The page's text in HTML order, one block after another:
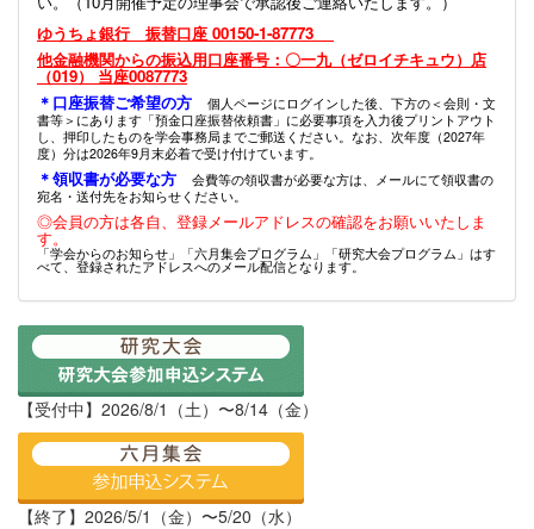
ゆうちょ銀行 振替口座 00150-1-87773
他金融機関からの振込用口座番号：〇一九（ゼロイチキュウ）店
（019） 当座0087773
＊口座振替ご希望の方
個人ページにログインした後、下方の＜会則・文
書等＞にあります「預金口座振替依頼書」に必要事項を入力後プリントアウト
し、押印したものを学会事務局までご郵送ください。なお、次年度（2027年
度）分は2026年9月末必着で受け付けています。
＊領収書が必要な方
会費等の領収書が必要な方は、メールにて領収書の
宛名・送付先をお知らせください。
◎会員の方は各自、登録メールアドレスの確認をお願いいたしま
す。
「学会からのお知らせ」「六月集会プログラム」「研究大会プログラム」はす
べて、登録されたアドレスへのメール配信となります。
【受付中】2026/8/1（土）〜8/14（金）
【終了】2026/5/1（金）〜5/20（水）